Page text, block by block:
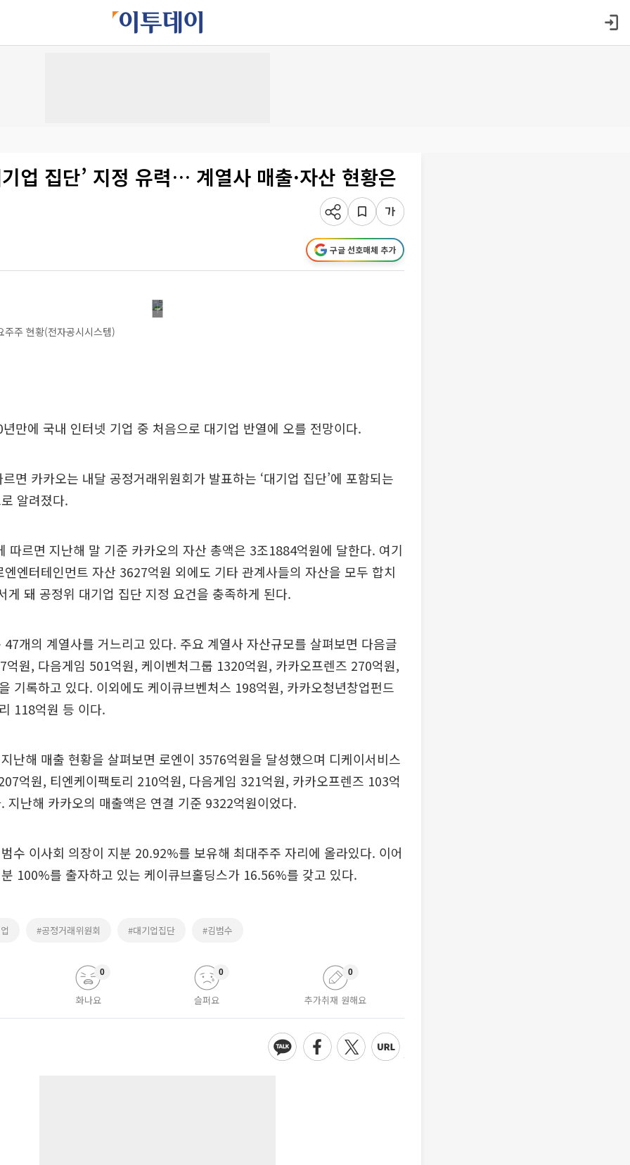
업 집단’ 지정 유력… 계열사 매출·자산 현황은
구글 선호매체 추가
주 현황(전자공시시스템)
만에 국내 인터넷 기업 중 처음으로 대기업 반열에 오를 전망이다.
면 카카오는 내달 공정거래위원회가 발표하는 ‘대기업 집단’에 포함되는
알려졌다.
따르면 지난해 말 기준 카카오의 자산 총액은 3조1884억원에 달한다. 여기
엔엔터테인먼트 자산 3627억원 외에도 기타 관계사들의 자산을 모두 합치
게 돼 공정위 대기업 집단 지정 요건을 충족하게 된다.
47개의 계열사를 거느리고 있다. 주요 계열사 자산규모를 살펴보면 다음글
억원, 다음게임 501억원, 케이벤처그룹 1320억원, 카카오프렌즈 270억원,
기록하고 있다. 이외에도 케이큐브벤처스 198억원, 카카오청년창업펀드
118억원 등 이다.
난해 매출 현황을 살펴보면 로엔이 3576억원을 달성했으며 디케이서비스
억원, 티엔케이팩토리 210억원, 다음게임 321억원, 카카오프렌즈 103억
지난해 카카오의 매출액은 연결 기준 9322억원이었다.
수 이사회 의장이 지분 20.92%를 보유해 최대주주 자리에 올라있다. 이어
100%를 출자하고 있는 케이큐브홀딩스가 16.56%를 갖고 있다.
#공정거래위원회 #대기업집단 #김범수
화나요
0
슬퍼요
0
추가취재 원해요
0